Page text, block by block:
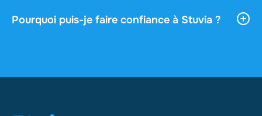
ligne ou le télécharger, et il reste accessible sans
Pourquoi puis-je faire confiance à Stuvia ?